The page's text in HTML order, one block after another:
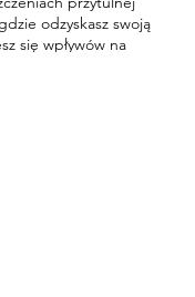
odzyskasz swoją
się wpływów na